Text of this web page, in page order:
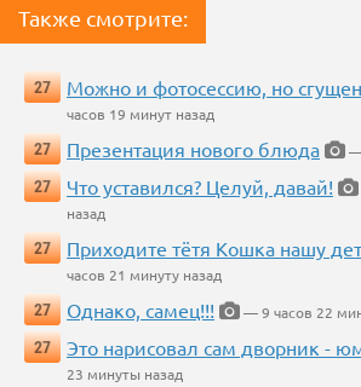
Также смотрите:
27 Можно и фотосессию, но
часов 19 минут назад
27
Презентация нового блюда
—
27
Что уставился? Целуй, давай!
назад
27
Приходите тётя Кошка нашу
часов 21 минуту назад
27
Однако, самец!!!
— 9 часов 22
27
Это нарисовал сам дворник -
23 минуты назад